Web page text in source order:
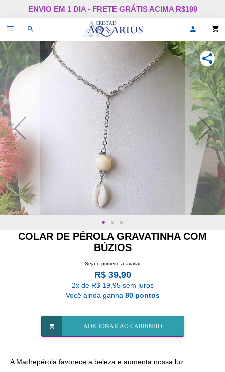
Pular
o
conteúdo
ENVIO EM 1 DIA - FRETE GRÁTIS ACIMA R$199
Alternar
navegação
login
ou
se!
COLAR DE PÉROLA GRAVATINHA COM
BÚZIOS
Seja o primeiro a avaliar
R$ 39,90
2x de R$ 19,95 sem juros
Você ainda ganha 80 pontos
ADICIONAR AO CARRINHO
A Madrepérola favorece a beleza e aumenta nossa luz.